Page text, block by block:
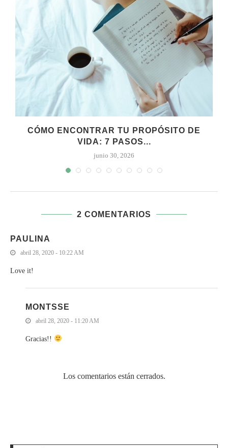
CÓMO ENCONTRAR TU PROPÓSITO DE
VIDA: 7 PASOS...
junio 30, 2026
2 COMENTARIOS
PAULINA
abril 28, 2020 - 10:22 AM
Love it!
MONTSSE
abril 28, 2020 - 11:20 AM
Gracias!!
Los comentarios están cerrados.